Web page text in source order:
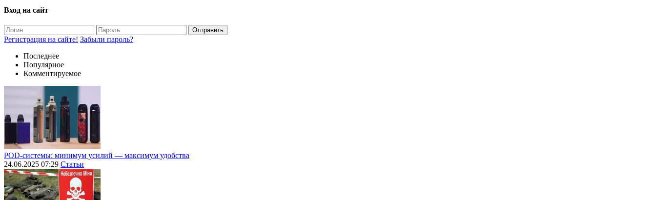
Вход на сайт
Отправить
Регистрация на сайте! Забыли пароль?
Последнее
Популярное
Комментируемое
POD-системы: минимум усилий — максимум удобства
24.06.2025 07:29 Статьи